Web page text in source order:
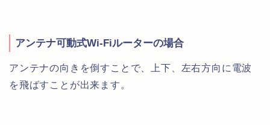
アンテナ可動式Wi-Fiルーターの場合
アンテナの向きを倒すことで、上下、左右方向に電波
を飛ばすことが出来ます。